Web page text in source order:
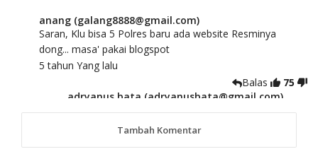
anang (galang8888@gmail.com)
Saran, Klu bisa 5 Polres baru ada website Resminya
dong... masa' pakai blogspot
5 tahun Yang lalu
Balas
75
adryanus bata (adryanusbata@gmail.com)
TKS atas saran dan masukannya, akan kami
tindaklanjutiTambah Komentar